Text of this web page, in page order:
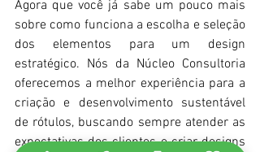
Agora que você já sabe um pouco mais
sobre como funciona a escolha e seleção
dos elementos para um design
estratégico. Nós da Núcleo Consultoria
oferecemos a melhor experiência para a
criação e desenvolvimento sustentável
de rótulos, buscando sempre atender as
expectativas dos clientes e criar designs